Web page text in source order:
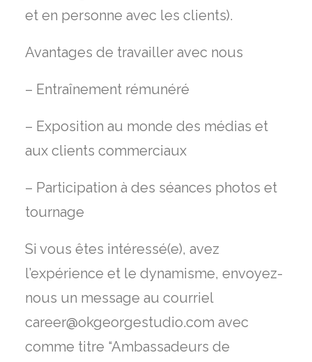
et en personne avec les clients).
Avantages de travailler avec nous
– Entraînement rémunéré
– Exposition au monde des médias et
aux clients commerciaux
– Participation à des séances photos et
tournage
Si vous êtes intéressé(e), avez
l’expérience et le dynamisme, envoyez-
nous un message au courriel
career@okgeorgestudio.com avec
comme titre “Ambassadeurs de